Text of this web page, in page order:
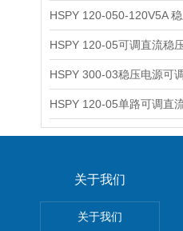
关于我们
关于我们